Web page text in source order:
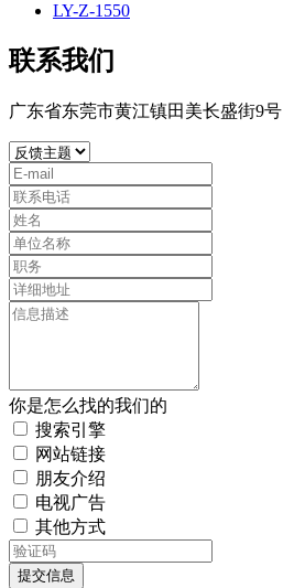
LY-Z-1550
联系我们
广东省东莞市黄江镇田美长盛街9号
你是怎么找的我们的
搜索引擎
网站链接
朋友介绍
电视广告
其他方式
提交信息